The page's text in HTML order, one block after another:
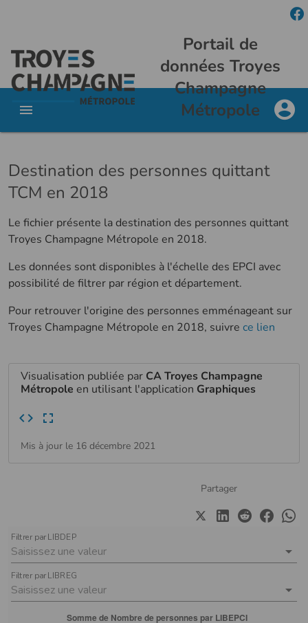
Portail de
données Troyes
Champagne
Métropole
Destination des personnes quittant
TCM en 2018
Le fichier présente la destination des personnes quittant
Troyes Champagne Métropole en 2018.
Les données sont disponibles à l'échelle des EPCI avec
possibilité de filtrer par région et département.
Pour retrouver l'origine des personnes emménageant sur
Troyes Champagne Métropole en 2018, suivre ce lien
Visualisation publiée par CA Troyes Champagne
Métropole en utilisant l'application Graphiques
Mis à jour le 16 décembre 2021
Partager